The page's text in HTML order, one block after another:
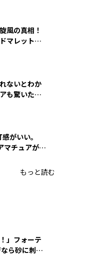
風の真相！
マレットが
ないとわか
も驚いた
がいい。
マチュアが選
もっと読む
」フォーテ
ら砂に刺さ